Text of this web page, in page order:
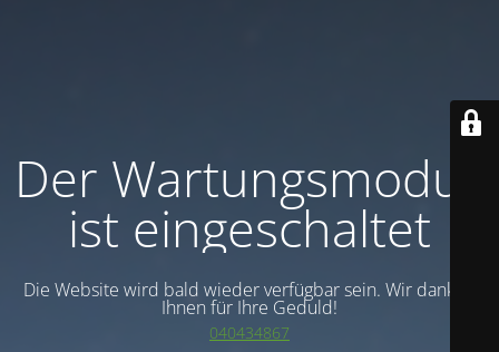
Der Wartungsmodus
ist eingeschaltet
Die Website wird bald wieder verfügbar sein. Wir danken
Ihnen für Ihre Geduld!
040434867